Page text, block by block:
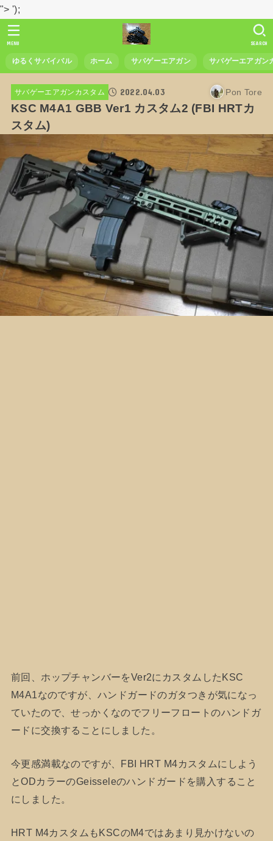
"> ');
ゆるくサバイバル ホーム サバゲーエアガン サバゲーエアガン
SEARCH
MENU
サバゲーエアガンカスタム 2022.04.03 Pon Tore
KSC M4A1 GBB Ver1 カスタム2 (FBI HRTカ
スタム)
前回、ホップチャンバーをVer2にカスタムしたKSC
M4A1なのですが、ハンドガードのガタつきが気になっ
ていたので、せっかくなのでフリーフロートのハンドガ
ードに交換することにしました。
今更感満載なのですが、FBI HRT M4カスタムにしよう
とODカラーのGeisseleのハンドガードを購入すること
にしました。
HRT M4カスタムもKSCのM4ではあまり見かけないの